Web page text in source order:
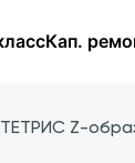
Кап.
Z-